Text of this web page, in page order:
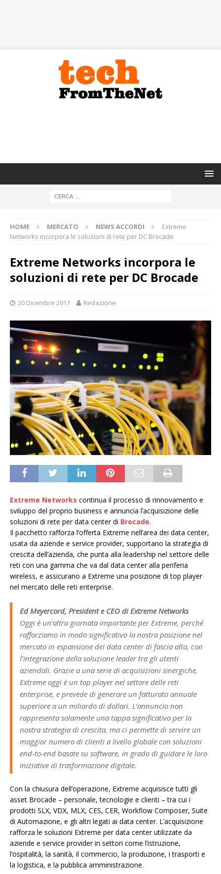
HOME MERCATO NEWS ACCORDI
Extreme
Networks incorpora le soluzioni di rete per DC Brocade
Extreme Networks incorpora le
soluzioni di rete per DC Brocade
20 Dicembre 2017 Redazione
Extreme Networks continua il processo di rinnovamento e
sviluppo del proprio business e annuncia l’acquisizione delle
soluzioni di rete per data center di Brocade.
Il pacchetto rafforza l’offerta Extreme nell’area dei data center,
usata da aziende e service provider, supportano la strategia di
crescita dell’azienda, che punta alla leadership nel settore delle
reti con una gamma che va dal data center alla periferia
wireless, e assicurano a Extreme una posizione di top player
nel mercato delle reti enterprise.
Ed Meyercord, President e CEO di Extreme Networks
Oggi è un’altra giornata importante per Extreme, perché
rafforziamo in modo significativo la nostra posizione nel
mercato in espansione dei data center di fascia alta, con
l’integrazione della soluzione leader tra gli utenti
aziendali. Grazie a una serie di acquisizioni sinergiche,
Extreme oggi è un top player nel settore delle reti
enterprise, e prevede di generare un fatturato annuale
superiore a un miliardo di dollari. L’annuncio non
rappresenta solamente una tappa significativa per la
nostra strategia di crescita, ma ci permette di servire un
maggior numero di clienti a livello globale con soluzioni
end-to-end basate su software, in grado di guidare le loro
iniziative di trasformazione digitale.
Con la chiusura dell’operazione, Extreme acquisisce tutti gli
asset Brocade – personale, tecnologie e clienti – tra cui i
prodotti SLX, VDX, MLX, CES, CER, Workflow Composer, Suite
di Automazione, e gli altri legati ai data center. L’acquisizione
rafforza le soluzioni Extreme per data center utilizzate da
aziende e service provider in settori come l’istruzione,
l’ospitalità, la sanità, il commercio, la produzione, i trasporti e
la logistica, e la pubblica amministrazione.